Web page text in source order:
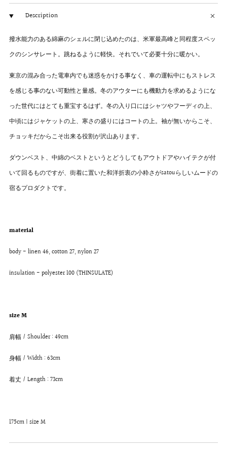
Description
撥水能力のある綿麻のシェルに閉じ込めたのは、米軍最高峰と同程度スペッ
クのシンサレート。跳ねるように軽快。それでいて必要十分に暖かい。
東京の混み合った電車内でも迷惑をかける事なく、車の運転中にもストレス
を感じる事のない可動性と量感。冬のアウターにも機動力を求めるようにな
った世代にはとても重宝するはず。冬の入り口にはシャツやフーディの上、
中頃にはジャケットの上、寒さの盛りにはコートの上。袖が無いからこそ、
チョッキだからこそ出来る役割が沢山あります。
ダウンベスト、中綿のベストというとどうしてもアウトドアやハイテクが付
いて回るものですが、街着に置いた和洋折衷の小粋さがsatouらしいムードの
宿るプロダクトです。
material
body - linen 46, cotton 27, nylon 27
insulation - polyester 100 (THINSULATE)
size M
肩幅 / Shoulder : 49cm
身幅 / Width : 63cm
着丈 / Length : 73cm
175cm | size M